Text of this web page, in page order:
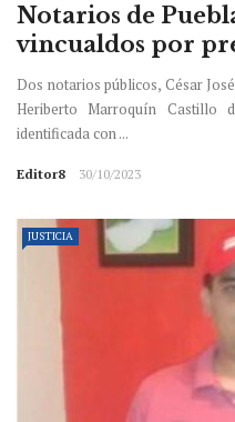
Notarios de
vincualdos por
Dos notarios públicos, César
Heriberto Marroquín Castillo
identificada con ...
Editor8 30/10/2023
JUSTICIA